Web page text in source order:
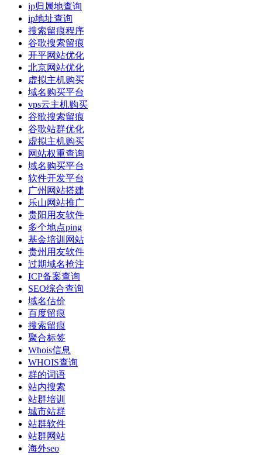
ip归属地查询
ip地址查询
搜索留痕程序
谷歌搜索留痕
开平网站优化
北京网站优化
虚拟主机购买
域名购买平台
vps云主机购买
谷歌搜索留痕
谷歌站群优化
虚拟主机购买
网站权重查询
域名购买平台
软件开发平台
广州网站搭建
乐山网站推广
贵阳用友软件
多个地点ping
基金培训网站
贵州用友软件
过期域名抢注
ICP备案查询
SEO综合查询
域名估价
百度留痕
搜索留痕
聚合标签
Whois信息
WHOIS查询
群的词语
站内搜索
站群培训
城市站群
站群软件
站群网站
海外seo